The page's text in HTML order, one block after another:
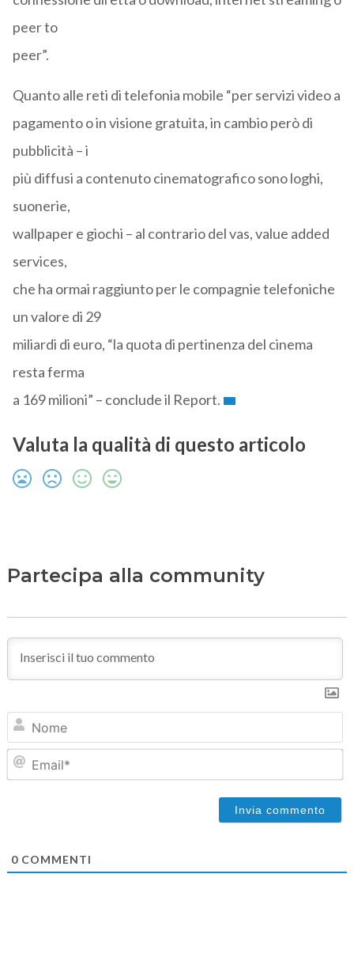
peer to
peer”.
Quanto alle reti di telefonia mobile “per servizi video a
pagamento o in visione gratuita, in cambio però di
pubblicità – i
più diffusi a contenuto cinematografico sono loghi,
suonerie,
wallpaper e giochi – al contrario del vas, value added
services,
che ha ormai raggiunto per le compagnie telefoniche
un valore di 29
miliardi di euro, “la quota di pertinenza del cinema
resta ferma
a 169 milioni” – conclude il Report.
Valuta la qualità di questo articolo
Partecipa alla community
0COMMENTI